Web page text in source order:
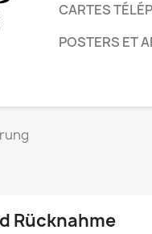
CARTES
POSTERS ET
Rücknahme